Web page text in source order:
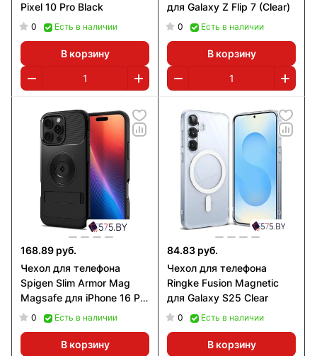
Pixel 10 Pro Black
0 Есть в наличии
В корзину
для Galaxy Z Flip 7 (Clear)
0 Есть в наличии
В корзину
168.89 руб.
Чехол для телефона
Spigen Slim Armor Mag
Magsafe для iPhone 16 Pro
Black
0 Есть в наличии
В корзину
84.83 руб.
Чехол для телефона
Ringke Fusion Magnetic
для Galaxy S25 Clear
0 Есть в наличии
В корзину